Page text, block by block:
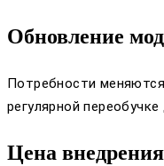
Обновление
Потребности
регулярной
Цена внедрения